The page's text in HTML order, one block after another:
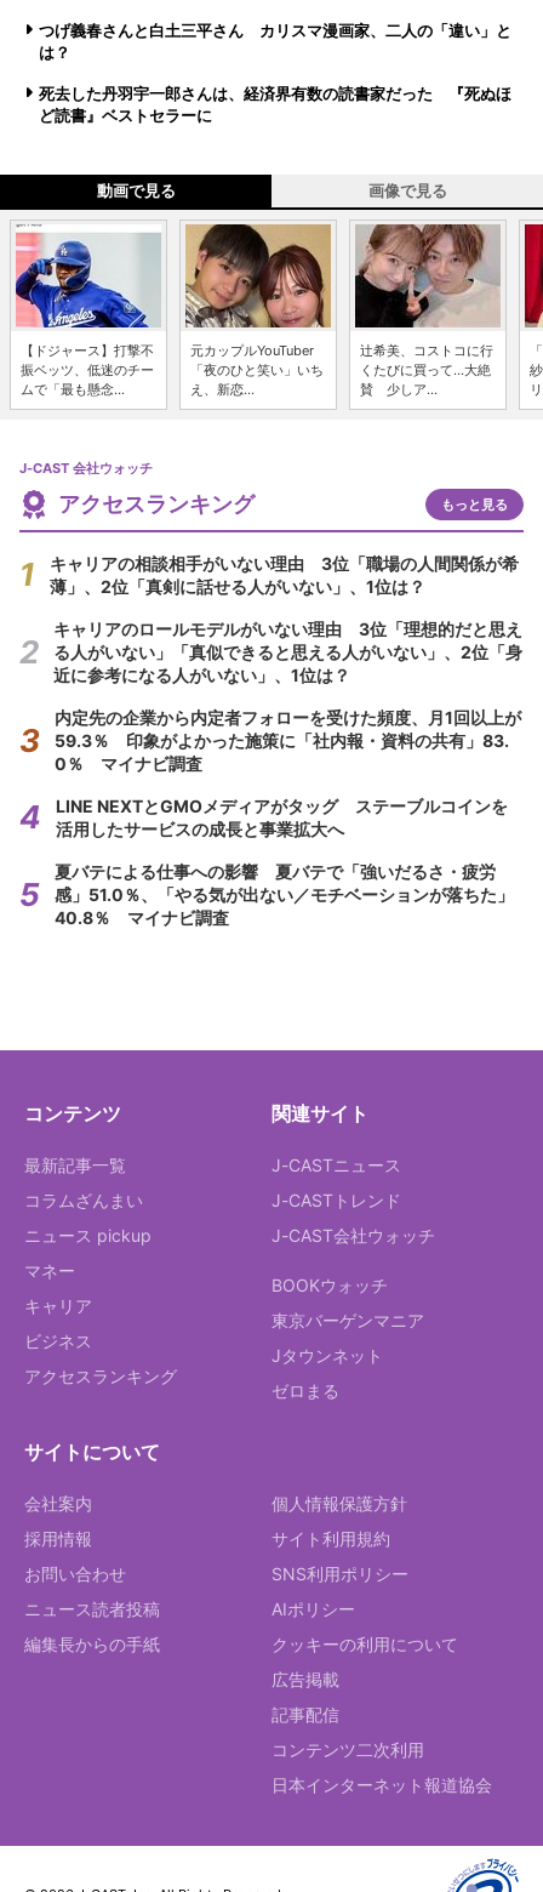
つげ義春さんと白土三平さん カリスマ漫画家、二人の「違い」と
は？
死去した丹羽宇一郎さんは、経済界有数の読書家だった 『死ぬほ
ど読書』ベストセラーに
動画で見る 画像で見る
【ドジャース】打撃不
振ベッツ、低迷のチー
ムで「最も懸念...
元カップルYouTuber
「夜のひと笑い」いち
え、新恋...
辻希美、コストコに行
くたびに買って...大絶
賛 少しア...
J-CAST 会社ウォッチ
アクセスランキング もっと見る
キャリアの相談相手がいない理由 3位「職場の人間関係が希
薄」、2位「真剣に話せる人がいない」、1位は？
キャリアのロールモデルがいない理由 3位「理想的だと思え
る人がいない」「真似できると思える人がいない」、2位「身
近に参考になる人がいない」、1位は？
内定先の企業から内定者フォローを受けた頻度、月1回以上が
59.3％ 印象がよかった施策に「社内報・資料の共有」83.
0％ マイナビ調査
LINE NEXTとGMOメディアがタッグ ステーブルコインを
活用したサービスの成長と事業拡大へ
夏バテによる仕事への影響 夏バテで「強いだるさ・疲労
感」51.0％、「やる気が出ない／モチベーションが落ちた」
40.8％ マイナビ調査
コンテンツ
最新記事一覧
コラムざんまい
ニュース pickup
マネー
キャリア
ビジネス
アクセスランキング
関連サイト
J-CASTニュース
J-CASTトレンド
J-CAST会社ウォッチ
BOOKウォッチ
東京バーゲンマニア
Jタウンネット
ゼロまる
サイトについて
会社案内
採用情報
お問い合わせ
ニュース読者投稿
編集長からの手紙
個人情報保護方針
サイト利用規約
SNS利用ポリシー
AIポリシー
クッキーの利用について
広告掲載
記事配信
コンテンツ二次利用
日本インターネット報道協会